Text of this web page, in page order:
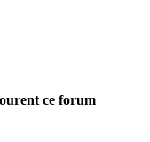
ce forum